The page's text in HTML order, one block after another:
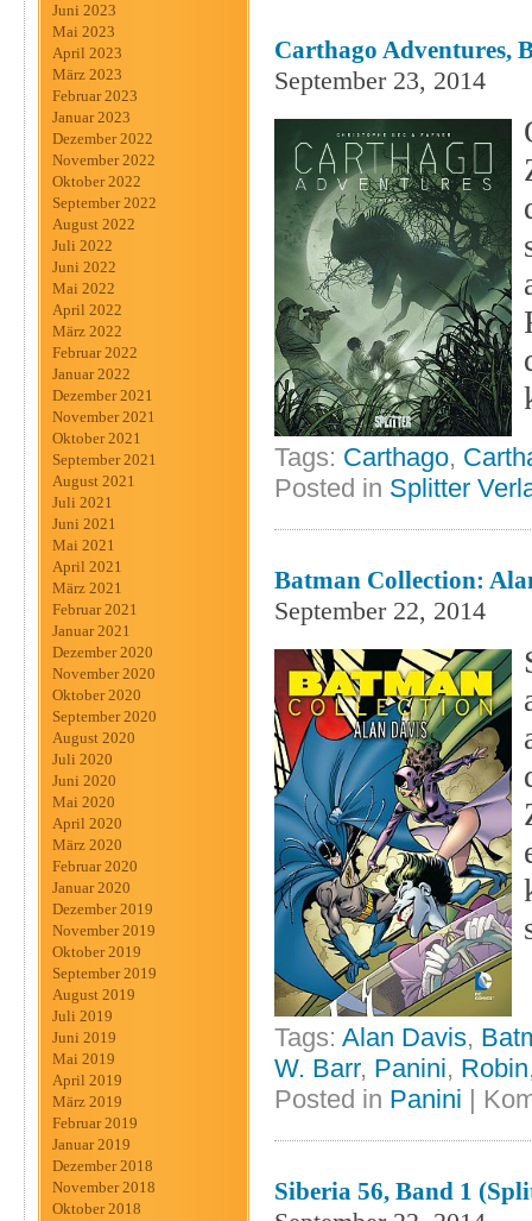
Juni 2023
Mai 2023
April 2023
März 2023
Februar 2023
Januar 2023
Dezember 2022
November 2022
Oktober 2022
September 2022
August 2022
Juli 2022
Juni 2022
Mai 2022
April 2022
März 2022
Februar 2022
Januar 2022
Dezember 2021
November 2021
Oktober 2021
September 2021
August 2021
Juli 2021
Juni 2021
Mai 2021
April 2021
März 2021
Februar 2021
Januar 2021
Dezember 2020
November 2020
Oktober 2020
September 2020
August 2020
Juli 2020
Juni 2020
Mai 2020
April 2020
März 2020
Februar 2020
Januar 2020
Dezember 2019
November 2019
Oktober 2019
September 2019
August 2019
Juli 2019
Juni 2019
Mai 2019
April 2019
März 2019
Februar 2019
Januar 2019
Dezember 2018
November 2018
Oktober 2018
Carthago Adventures,
September 23, 2014
Tags: Carthago,
Posted in Splitter
Batman Collection:
September 22, 2014
Tags: Alan Davis,
W. Barr, Panini, Robin
Posted in Panini |
Siberia 56, Band 1